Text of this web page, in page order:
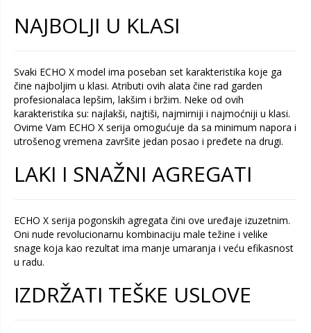
NAJBOLJI U KLASI
Svaki ECHO X model ima poseban set karakteristika koje ga
čine najboljim u klasi. Atributi ovih alata čine rad garden
profesionalaca lepšim, lakšim i bržim. Neke od ovih
karakteristika su: najlakši, najtiši, najmirniji i najmoćniji u klasi.
Ovime Vam ECHO X serija omogućuje da sa minimum napora i
utrošenog vremena završite jedan posao i pređete na drugi.
LAKI I SNAŽNI AGREGATI
ECHO X serija pogonskih agregata čini ove uređaje izuzetnim.
Oni nude revolucionarnu kombinaciju male težine i velike
snage koja kao rezultat ima manje umaranja i veću efikasnost
u radu.
IZDRŽATI TEŠKE USLOVE